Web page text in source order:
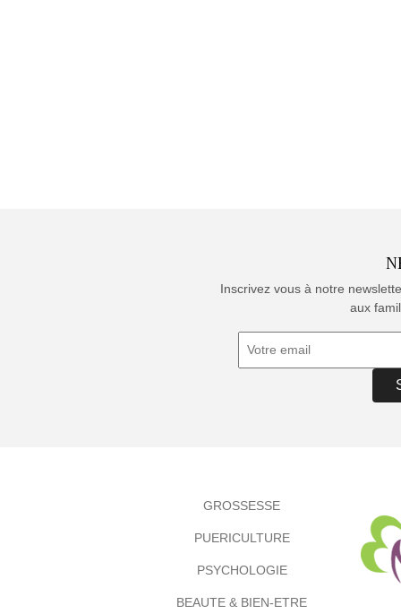
Inscrivez vous à notre
aux
GROSSESSE
PUERICULTURE
PSYCHOLOGIE
BEAUTE & BIEN-ETRE